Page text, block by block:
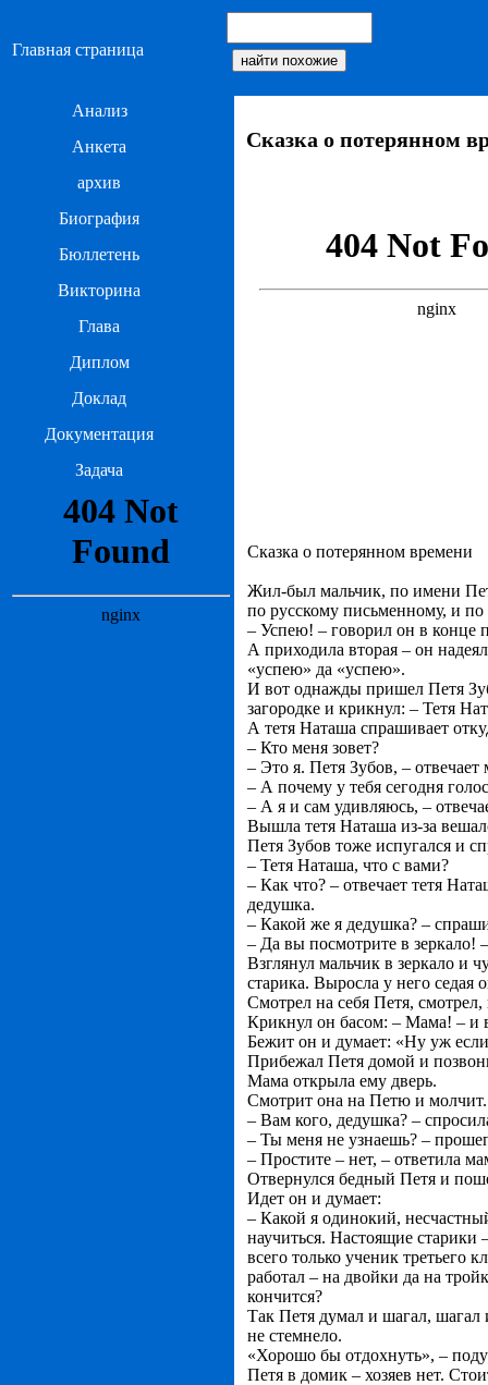
Главная страница
Анализ
Анкета
архив
Биография
Бюллетень
Викторина
Глава
Диплом
Доклад
Документация
Задача
Сказка о потерянном
Сказка о потерянном времени
Жил-был мальчик, по имени
по русскому письменному, и
– Успею! – говорил он в конце
А приходила вторая – он
«успею» да «успею».
И вот однажды пришел Петя
загородке и крикнул: – Тетя
А тетя Наташа спрашивает
– Кто меня зовет?
– Это я. Петя Зубов, – отвечает
– А почему у тебя сегодня
– А я и сам удивляюсь, –
Вышла тетя Наташа из-за
Петя Зубов тоже испугался и
– Тетя Наташа, что с вами?
– Как что? – отвечает тетя
дедушка.
– Какой же я дедушка? –
– Да вы посмотрите в зеркало!
Взглянул мальчик в зеркало и
старика. Выросла у него
Смотрел на себя Петя, смотрел,
Крикнул он басом: – Мама! – и
Бежит он и думает: «Ну уж
Прибежал Петя домой и
Мама открыла ему дверь.
Смотрит она на Петю и
– Вам кого, дедушка? –
– Ты меня не узнаешь? –
– Простите – нет, – ответила
Отвернулся бедный Петя и
Идет он и думает:
– Какой я одинокий,
научиться. Настоящие старики
всего только ученик третьего
работал – на двойки да на
кончится?
Так Петя думал и шагал, шагал
не стемнело.
«Хорошо бы отдохнуть», –
Петя в домик – хозяев нет.